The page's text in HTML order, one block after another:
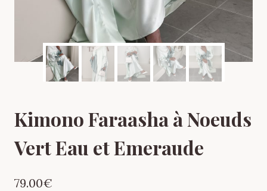
Kimono Faraasha à Noeuds
Vert Eau et Emeraude
79.00€